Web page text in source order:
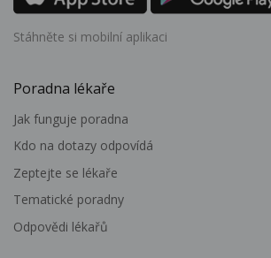
Stáhněte si mobilní aplikaci
Poradna lékaře
Jak funguje poradna
Kdo na dotazy odpovídá
Zeptejte se lékaře
Tematické poradny
Odpovědi lékařů